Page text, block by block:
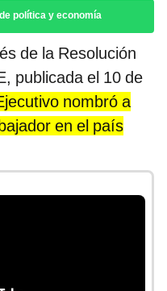
política y economía
de la Resolución
publicada el 10 de
nombró a
en el país